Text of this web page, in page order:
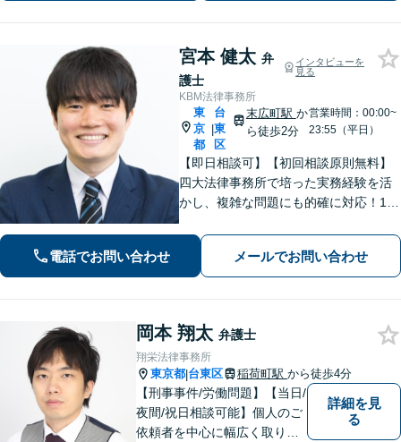
宮本 健太 弁
護士
インタビューを
見る
KBM法律事務所
東
京
都
|
台
東
区
末広町駅 か
ら徒歩2分
営業時間：00:00~
23:55（平日）
【即日相談可】【初回相談原則無料】
四大法律事務所で培った実務経験を活
かし、複雑な問題にも的確に対応！1日
件、労働問題、インターネット問題、
訴訟・紛争案件などに多数対応。 皆様
のお悩みに寄り添い、最良の結果を追
求します。
電話でお問い合わせ メールでお問い合わせ
岡本 翔太 弁護士
翔栄法律事務所
東京都|台東区 稲荷町駅 から徒歩4分
【刑事事件/労働問題】【当日/
夜間/祝日相談可能】個人のご
依頼者を中心に幅広く取り扱
詳細を見
る